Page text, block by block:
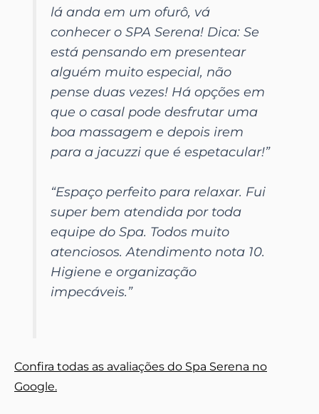
lá anda em um ofurô, vá
conhecer o SPA Serena! Dica: Se
está pensando em presentear
alguém muito especial, não
pense duas vezes! Há opções em
que o casal pode desfrutar uma
boa massagem e depois irem
para a jacuzzi que é espetacular!”
“Espaço perfeito para relaxar. Fui
super bem atendida por toda
equipe do Spa. Todos muito
atenciosos. Atendimento nota 10.
Higiene e organização
impecáveis.”
Confira todas as avaliações do Spa Serena no
Google.